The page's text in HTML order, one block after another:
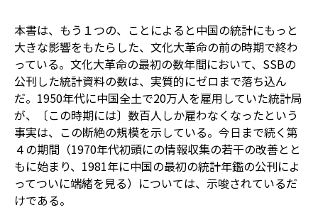
本書は、もう１つの、ことによると中国の統計にもっと
大きな影響をもたらした、文化大革命の前の時期で終わ
っている。文化大革命の最初の数年間において、SSBの
公刊した統計資料の数は、実質的にゼロまで落ち込ん
だ。1950年代に中国全土で20万人を雇用していた統計局
が、〔この時期には〕数百人しか雇わなくなったという
事実は、この断絶の規模を示している。今日まで続く第
４の期間（1970年代初頭にの情報収集の若干の改善とと
もに始まり、1981年に中国の最初の統計年鑑の公刊によ
ってついに端緒を見る）については、示唆されているだ
けである。